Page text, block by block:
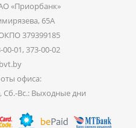
«Приорбанк»
65А
379399185
01, 373-00-02
офиса:
Сб.-Вс.: Выходные дни